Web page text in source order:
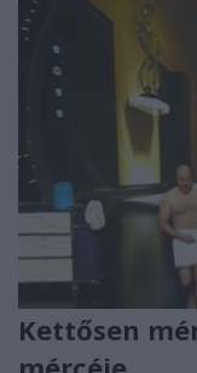
Kettősen